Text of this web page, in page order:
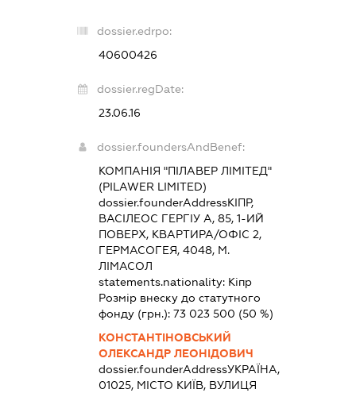
dossier.edrpo:
40600426
dossier.regDate:
23.06.16
dossier.foundersAndBenef:
КОМПАНІЯ "ПІЛАВЕР ЛІМІТЕД"
(PILAWER LIMITED)
dossier.founderAddressКІПР,
ВАСІЛЕОС ГЕРГІУ А, 85, 1-ИЙ
ПОВЕРХ, КВАРТИРА/ОФІС 2,
ГЕРМАСОГЕЯ, 4048, М.
ЛІМАСОЛ
statements.nationality: Кіпр
Розмір внеску до статутного
фонду (грн.): 73 023 500 (50 %)
КОНСТАНТІНОВСЬКИЙ
ОЛЕКСАНДР ЛЕОНІДОВИЧ
dossier.founderAddressУКРАЇНА,
01025, МІСТО КИЇВ, ВУЛИЦЯ